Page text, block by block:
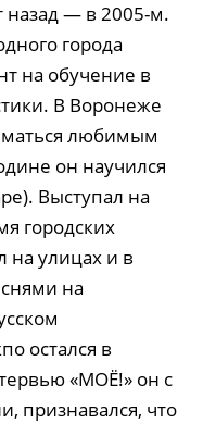
назад — в 2005-м.
города
на обучение в
В Воронеже
любимым
он научился
Выступал на
городских
на улицах и в
на
остался в
«МОЁ!» он с
признавался, что